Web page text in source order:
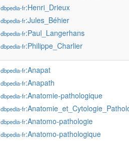
dbpedia-fr:Henri_Drieux
dbpedia-fr:Jules_Béhier
dbpedia-fr:Paul_Langerhans
dbpedia-fr:Philippe_Charlier
dbpedia-fr:Anapat
dbpedia-fr:Anapath
dbpedia-fr:Anatomie-pathologique
dbpedia-fr
dbpedia-fr:Anatomo-pathologie
dbpedia-fr:Anatomo-pathologique